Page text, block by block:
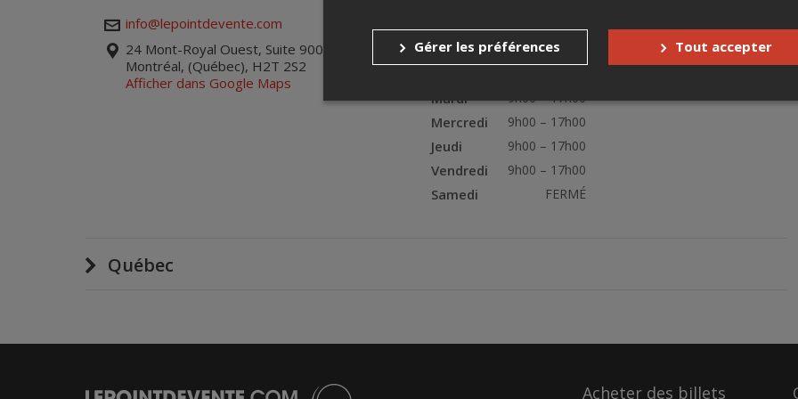
info@lepointdevente.com
24 Mont-Royal Ouest, Suite 900.1
Montréal, (Québec), H2T 2S2
Afficher dans Google Maps
Heures d'ouverture
Dimanche FERMÉ
Mardi 9h00 – 17h00
Mercredi 9h00 – 17h00
Jeudi 9h00 – 17h00
Vendredi 9h00 – 17h00
Samedi FERMÉ
Québec
Acheter des billets
Gérer les préférences Tout accepter